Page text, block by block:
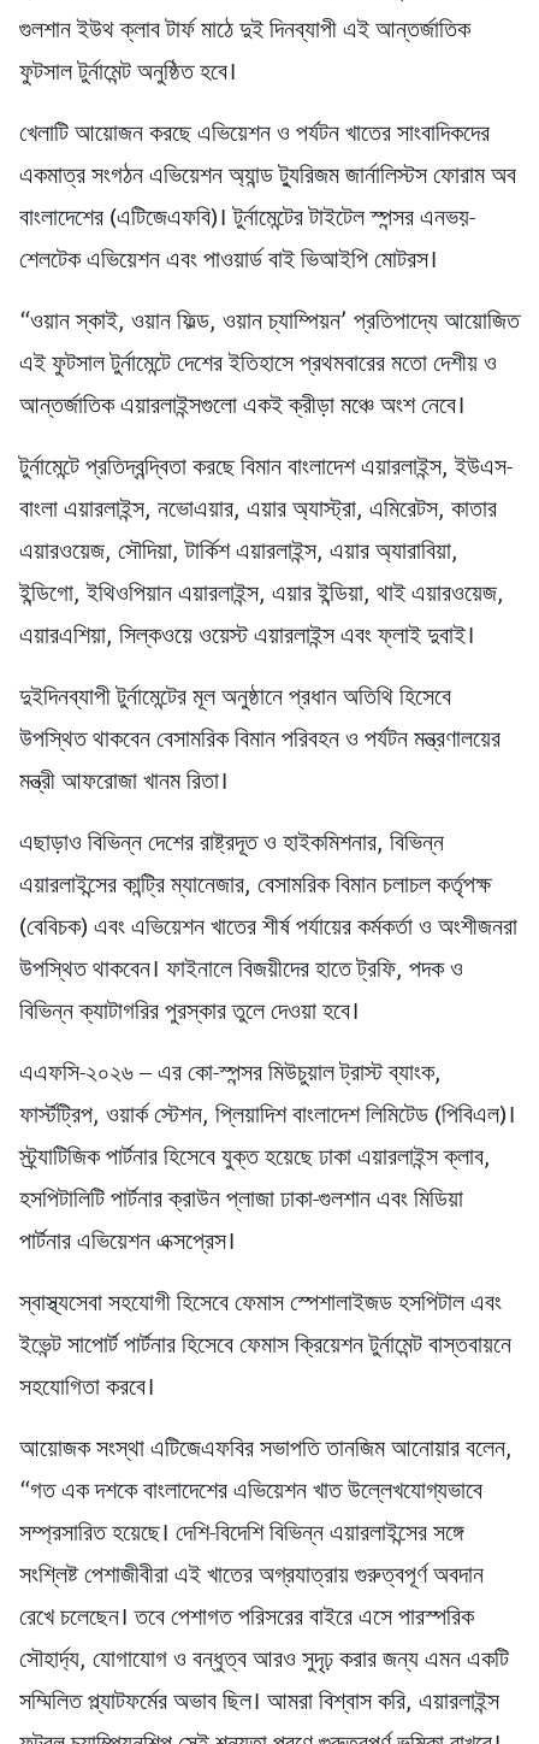
গুলশান ইউথ ক্লাব টার্ফ মাঠে দুই দিনব্যাপী এই আন্তর্জাতিক
ফুটসাল টুর্নামেন্ট অনুষ্ঠিত হবে।
খেলাটি আয়োজন করছে এভিয়েশন ও পর্যটন খাতের সাংবাদিকদের
একমাত্র সংগঠন এভিয়েশন অ্যান্ড ট্যুরিজম জার্নালিস্টস ফোরাম অব
বাংলাদেশের (এটিজেএফবি)। টুর্নামেন্টের টাইটেল স্পন্সর এনভয়-
শেলটেক এভিয়েশন এবং পাওয়ার্ড বাই ভিআইপি মোটরস।
“ওয়ান স্কাই, ওয়ান ফিল্ড, ওয়ান চ্যাম্পিয়ন’ প্রতিপাদ্যে আয়োজিত
এই ফুটসাল টুর্নামেন্টে দেশের ইতিহাসে প্রথমবারের মতো দেশীয় ও
আন্তর্জাতিক এয়ারলাইন্সগুলো একই ক্রীড়া মঞ্চে অংশ নেবে।
টুর্নামেন্টে প্রতিদ্বন্দ্বিতা করছে বিমান বাংলাদেশ এয়ারলাইন্স, ইউএস-
বাংলা এয়ারলাইন্স, নভোএয়ার, এয়ার অ্যাস্ট্রা, এমিরেটস, কাতার
এয়ারওয়েজ, সৌদিয়া, টার্কিশ এয়ারলাইন্স, এয়ার অ্যারাবিয়া,
ইন্ডিগো, ইথিওপিয়ান এয়ারলাইন্স, এয়ার ইন্ডিয়া, থাই এয়ারওয়েজ,
এয়ারএশিয়া, সিল্কওয়ে ওয়েস্ট এয়ারলাইন্স এবং ফ্লাই দুবাই।
দুইদিনব্যাপী টুর্নামেন্টের মূল অনুষ্ঠানে প্রধান অতিথি হিসেবে
উপস্থিত থাকবেন বেসামরিক বিমান পরিবহন ও পর্যটন মন্ত্রণালয়ের
মন্ত্রী আফরোজা খানম রিতা।
এছাড়াও বিভিন্ন দেশের রাষ্ট্রদূত ও হাইকমিশনার, বিভিন্ন
এয়ারলাইন্সের কান্ট্রি ম্যানেজার, বেসামরিক বিমান চলাচল কর্তৃপক্ষ
(বেবিচক) এবং এভিয়েশন খাতের শীর্ষ পর্যায়ের কর্মকর্তা ও অংশীজনরা
উপস্থিত থাকবেন। ফাইনালে বিজয়ীদের হাতে ট্রফি, পদক ও
বিভিন্ন ক্যাটাগরির পুরস্কার তুলে দেওয়া হবে।
এএফসি-২০২৬ – এর কো-স্পন্সর মিউচুয়াল ট্রাস্ট ব্যাংক,
ফার্স্টট্রিপ, ওয়ার্ক স্টেশন, প্লিয়াদিশ বাংলাদেশ লিমিটেড (পিবিএল)।
স্ট্র্যাটিজিক পার্টনার হিসেবে যুক্ত হয়েছে ঢাকা এয়ারলাইন্স ক্লাব,
হসপিটালিটি পার্টনার ক্রাউন প্লাজা ঢাকা-গুলশান এবং মিডিয়া
পার্টনার এভিয়েশন এক্সপ্রেস।
স্বাস্থ্যসেবা সহযোগী হিসেবে ফেমাস স্পেশালাইজড হসপিটাল এবং
ইভেন্ট সাপোর্ট পার্টনার হিসেবে ফেমাস ক্রিয়েশন টুর্নামেন্ট বাস্তবায়নে
সহযোগিতা করবে।
আয়োজক সংস্থা এটিজেএফবির সভাপতি তানজিম আনোয়ার বলেন,
“গত এক দশকে বাংলাদেশের এভিয়েশন খাত উল্লেখযোগ্যভাবে
সম্প্রসারিত হয়েছে। দেশি-বিদেশি বিভিন্ন এয়ারলাইন্সের সঙ্গে
সংশ্লিষ্ট পেশাজীবীরা এই খাতের অগ্রযাত্রায় গুরুত্বপূর্ণ অবদান
রেখে চলেছেন। তবে পেশাগত পরিসরের বাইরে এসে পারস্পরিক
সৌহার্দ্য, যোগাযোগ ও বন্ধুত্ব আরও সুদৃঢ় করার জন্য এমন একটি
সম্মিলিত প্ল্যাটফর্মের অভাব ছিল। আমরা বিশ্বাস করি, এয়ারলাইন্স